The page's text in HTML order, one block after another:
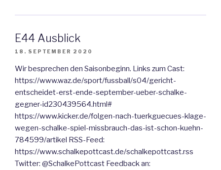
E44 Ausblick
18. SEPTEMBER 2020
Wir besprechen den Saisonbeginn. Links zum Cast:
https://www.waz.de/sport/fussball/s04/gericht-
entscheidet-erst-ende-september-ueber-schalke-
gegner-id230439564.html#
https://www.kicker.de/folgen-nach-tuerkguecues-klage-
wegen-schalke-spiel-missbrauch-das-ist-schon-kuehn-
784599/artikel RSS-Feed:
https://www.schalkepottcast.de/schalkepottcast.rss
Twitter: @SchalkePottcast Feedback an: